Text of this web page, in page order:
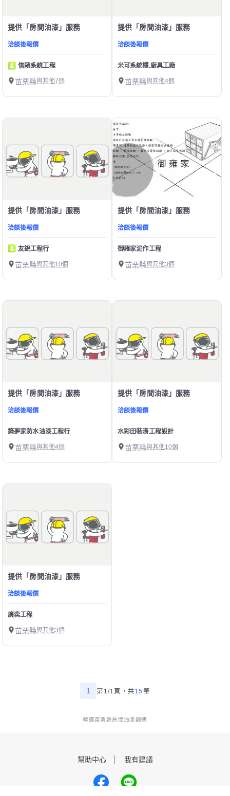
提供「房間油漆」服務
洽談後報價
信賴系統工程
苗栗縣與其他7個
提供「房間油漆」服務
洽談後報價
米可系統櫃.廚具工廠
苗栗縣與其他4個
提供「房間油漆」服務
洽談後報價
友銳工程行
苗栗縣與其他10個
提供「房間油漆」服務
洽談後報價
御雍家泥作工程
苗栗縣與其他3個
提供「房間油漆」服務
洽談後報價
築夢家防水油漆工程行
苗栗縣與其他4個
提供「房間油漆」服務
洽談後報價
水彩田裝潢工程設計
苗栗縣與其他10個
提供「房間油漆」服務
洽談後報價
廣奕工程
苗栗縣與其他3個
1 第1/1頁， 共15 筆
精選苗栗縣房間油漆師傅
幫助中心 我有建議